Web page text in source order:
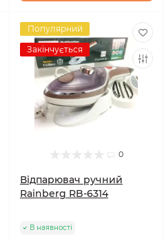
Популярний
Закінчується
0
Відпарювач ручний
Rainberg RB-6314
В наявності